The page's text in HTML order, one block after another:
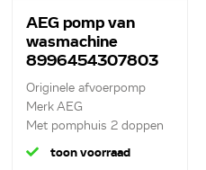
AEG pomp van
wasmachine
8996454307803
Originele afvoerpomp
Merk AEG
Met pomphuis 2 doppen
toon voorraad